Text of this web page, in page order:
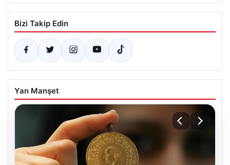
Bizi Takip Edin
Yan Manşet